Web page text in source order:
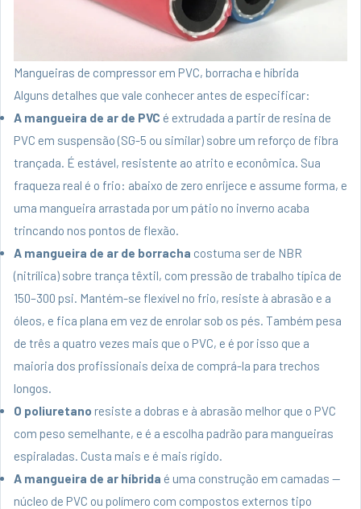
Mangueiras de compressor em PVC, borracha e híbrida
Alguns detalhes que vale conhecer antes de especificar:
A mangueira de ar de PVC é extrudada a partir de resina de
PVC em suspensão (SG-5 ou similar) sobre um reforço de fibra
trançada. É estável, resistente ao atrito e econômica. Sua
fraqueza real é o frio: abaixo de zero enrijece e assume forma, e
uma mangueira arrastada por um pátio no inverno acaba
trincando nos pontos de flexão.
A mangueira de ar de borracha costuma ser de NBR
(nitrílica) sobre trança têxtil, com pressão de trabalho típica de
150–300 psi. Mantém-se flexível no frio, resiste à abrasão e a
óleos, e fica plana em vez de enrolar sob os pés. Também pesa
de três a quatro vezes mais que o PVC, e é por isso que a
maioria dos profissionais deixa de comprá-la para trechos
longos.
O poliuretano resiste a dobras e à abrasão melhor que o PVC
com peso semelhante, e é a escolha padrão para mangueiras
espiraladas. Custa mais e é mais rígido.
A mangueira de ar híbrida é uma construção em camadas —
núcleo de PVC ou polímero com compostos externos tipo